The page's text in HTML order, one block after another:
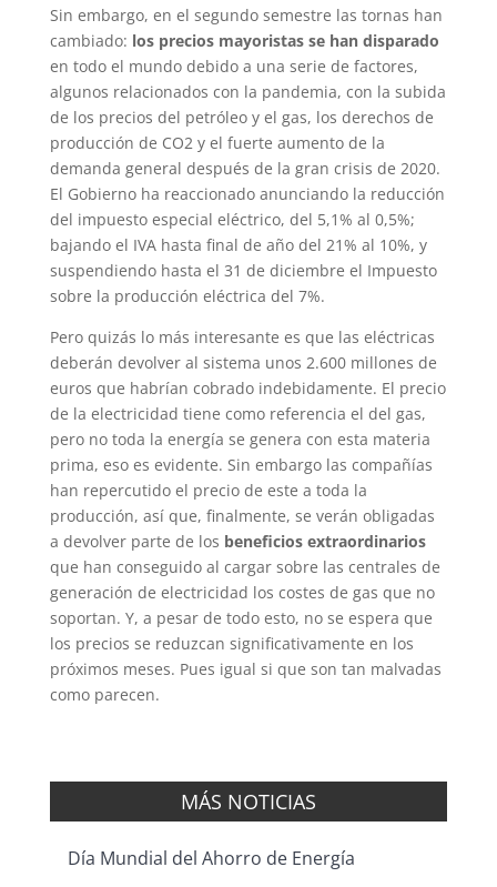
Sin embargo, en el segundo semestre las tornas han
cambiado: los precios mayoristas se han disparado
en todo el mundo debido a una serie de factores,
algunos relacionados con la pandemia, con la subida
de los precios del petróleo y el gas, los derechos de
producción de CO2 y el fuerte aumento de la
demanda general después de la gran crisis de 2020.
El Gobierno ha reaccionado anunciando la reducción
del impuesto especial eléctrico, del 5,1% al 0,5%;
bajando el IVA hasta final de año del 21% al 10%, y
suspendiendo hasta el 31 de diciembre el Impuesto
sobre la producción eléctrica del 7%.
Pero quizás lo más interesante es que las eléctricas
deberán devolver al sistema unos 2.600 millones de
euros que habrían cobrado indebidamente. El precio
de la electricidad tiene como referencia el del gas,
pero no toda la energía se genera con esta materia
prima, eso es evidente. Sin embargo las compañías
han repercutido el precio de este a toda la
producción, así que, finalmente, se verán obligadas
a devolver parte de los beneficios extraordinarios
que han conseguido al cargar sobre las centrales de
generación de electricidad los costes de gas que no
soportan. Y, a pesar de todo esto, no se espera que
los precios se reduzcan significativamente en los
próximos meses. Pues igual si que son tan malvadas
como parecen.
MÁS NOTICIAS
Día Mundial del Ahorro de Energía